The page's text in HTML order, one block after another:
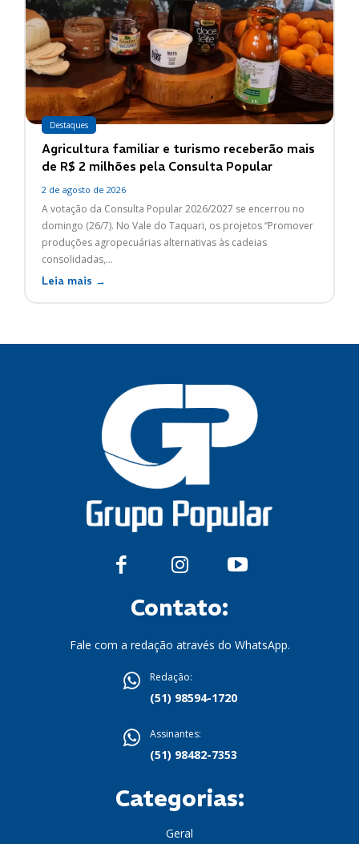
Destaques
Agricultura familiar e turismo receberão mais
de R$ 2 milhões pela Consulta Popular
2 de agosto de 2026
A votação da Consulta Popular 2026/2027 se encerrou no
domingo (26/7). No Vale do Taquari, os projetos “Promover
produções agropecuárias alternativas às cadeias
consolidadas,...
Leia mais →
Contato:
Fale com a redação através do WhatsApp.
Redação:
(51) 98594-1720
Assinantes:
(51) 98482-7353
Categorias:
Geral